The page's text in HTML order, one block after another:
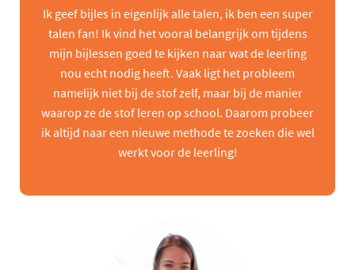
Ik geef bijles in eigenlijk alle talen, ik ben een super
talen fan! Ik vind het vooral belangrijk om tijdens
mijn bijlessen goed te kijken naar wat de leerling
nou echt nodig heeft. Vaak ligt het probleem
namelijk niet bij de stof zelf, maar bij de manier
waarop ze de stof leren op school. Daarom probeer
ik altijd naar een nieuwe methode te zoeken die wel
werkt voor de leerling!